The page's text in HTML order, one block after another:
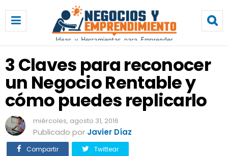
C
l
a
e
s
p
a
a
r
e
3 Claves para reconocer
un Negocio Rentable y
cómo puedes replicarlo
miércoles, agosto 31, 2016
Publicado por Javier Díaz
Compartir Twittear